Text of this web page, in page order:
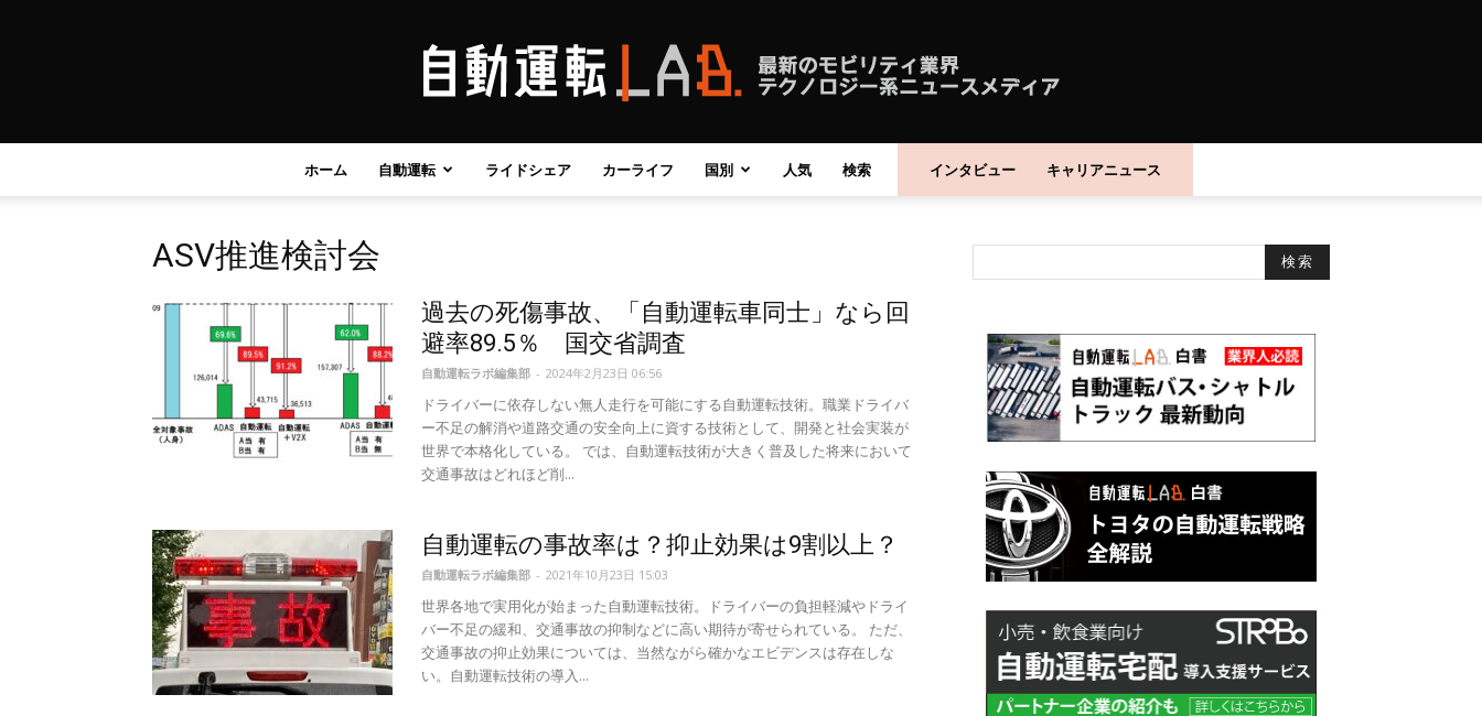
自
動
運
転
ホーム 自動運転 ライドシェア カーライフ 国別 人気 検索 インタビュー キャリアニュース
ASV推進検討会
過去の死傷事故、「自動運転車同士」なら回
避率89.5％ 国交省調査
自動運転ラボ編集部 - 2024年2月23日 06:56
ドライバーに依存しない無人走行を可能にする自動運転技術。職業ドライバ
ー不足の解消や道路交通の安全向上に資する技術として、開発と社会実装が
世界で本格化している。 では、自動運転技術が大きく普及した将来において
交通事故はどれほど削...
自動運転の事故率は？抑止効果は9割以上？
自動運転ラボ編集部 - 2021年10月23日 15:03
世界各地で実用化が始まった自動運転技術。ドライバーの負担軽減やドライ
バー不足の緩和、交通事故の抑制などに高い期待が寄せられている。 ただ、
交通事故の抑止効果については、当然ながら確かなエビデンスは存在しな
い。自動運転技術の導入...